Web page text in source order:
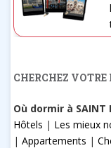
CHERCHEZ
Où dormir à SAINT
Hôtels | Les mieux
| Appartements |